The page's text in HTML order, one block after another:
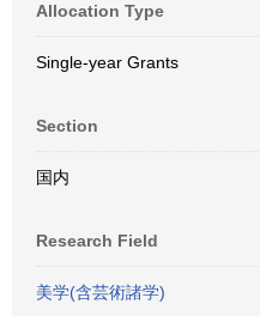
Allocation Type
Single-year Grants
Section
国内
Research Field
美学(含芸術諸学)